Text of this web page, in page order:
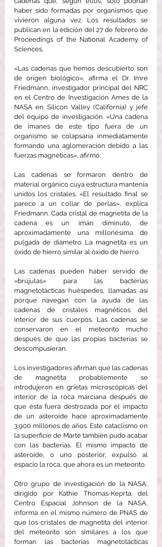
haber sido formadas por organismos que
vivieron alguna vez. Los resultados se
publican en la edición del 27 de febrero de
Proceedings of the National Academy of
Sciences.
«Las cadenas que hemos descubierto son
de origen biológico», afirma el Dr. Imre
Friedmann, investigador principal del NRC
en el Centro de Investigación Ames de la
NASA en Silicon Valley (California) y jefe
del equipo de investigación. «Una cadena
de imanes de este tipo fuera de un
organismo se colapsaría inmediatamente
formando una aglomeración debido a las
fuerzas magnéticas», afirmó.
Las cadenas se formaron dentro de
material orgánico cuya estructura mantenía
unidos los cristales. «El resultado final se
parece a un collar de perlas», explica
Friedmann. Cada cristal de magnetita de la
cadena es un imán diminuto, de
aproximadamente una millonésima de
pulgada de diámetro. La magnetita es un
óxido de hierro similar al óxido de hierro.
Las cadenas pueden haber servido de
«brújulas» para las bacterias
magnetotácticas huéspedes, llamadas así
porque navegan con la ayuda de las
cadenas de cristales magnéticos del
interior de sus cuerpos. Las cadenas se
conservaron en el meteorito mucho
después de que las propias bacterias se
descompusieran.
Los investigadores afirman que las cadenas
de magnetita probablemente se
introdujeron en grietas microscópicas del
interior de la roca marciana después de
que ésta fuera destrozada por el impacto
de un asteroide hace aproximadamente
3.900 millones de años. Este cataclismo en
la superficie de Marte también pudo acabar
con las bacterias. El mismo impacto de
asteroide, o uno posterior, expulsó al
espacio la roca, que ahora es un meteorito.
Otro grupo de investigación de la NASA,
dirigido por Kathie Thomas-Keprta, del
Centro Espacial Johnson de la NASA,
informa en el mismo número de PNAS de
que los cristales de magnetita del interior
del meteorito son similares a los que
forman las bacterias magnetotácticas